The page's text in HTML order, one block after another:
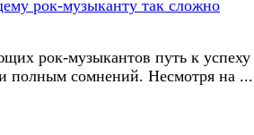
рок-музыкантов путь к успеху
полным сомнений. Несмотря на ...